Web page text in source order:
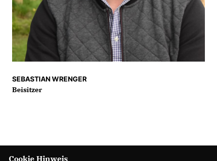
SEBASTIAN WRENGER
Beisitzer
Cookie Hinweis